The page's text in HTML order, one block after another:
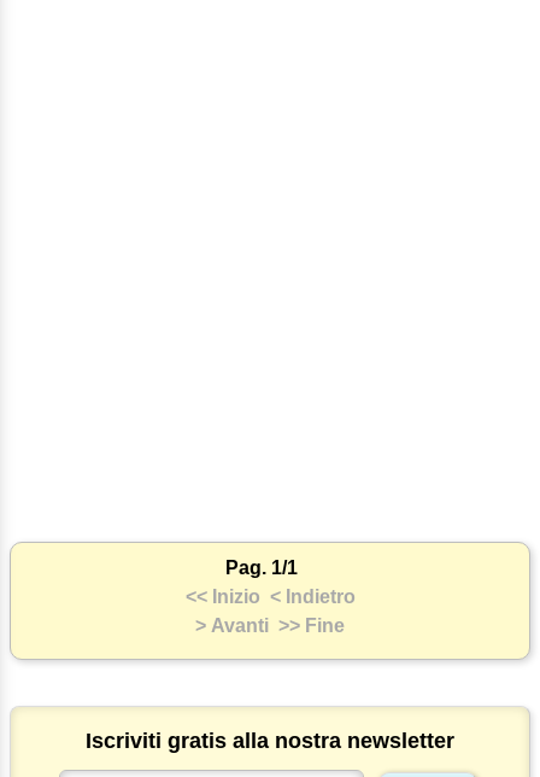
Pag. 1/1
<< Inizio < Indietro
> Avanti >> Fine
Iscriviti gratis alla nostra newsletter